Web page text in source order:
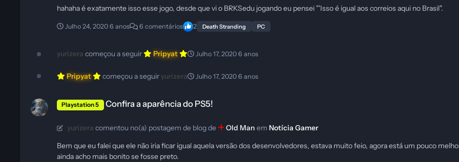
hahaha é exatamente isso esse jogo, desde que vi o BRKSedu jogando eu pensei "'Isso é igual aos correios aqui no Brasil".
Julho 24, 2020 6 anos 6 comentários 2 Death Stranding PC
yurizera começou a seguir Pripyat Julho 17, 2020 6 anos
Pripyat começou a seguir yurizera Julho 17, 2020 6 anos
Playstation 5 Confira a aparência do PS5!
yurizera comentou no(a) postagem de blog de Old Man em Notícia Gamer
Bem que eu falei que ele não iria ficar igual aquela versão dos desenvolvedores, estava muito feio, agora está um pouco
ainda acho mais bonito se fosse preto.